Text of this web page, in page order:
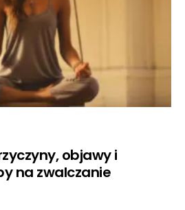
objawy i
na zwalczanie